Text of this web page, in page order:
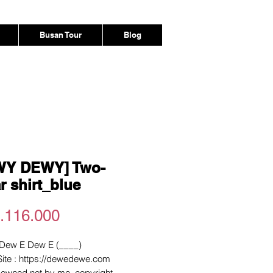
Busan Tour Blog
DEWY] Two-
shirt_blue
Harga
E Dew E (____)
: https://dewedewe.com